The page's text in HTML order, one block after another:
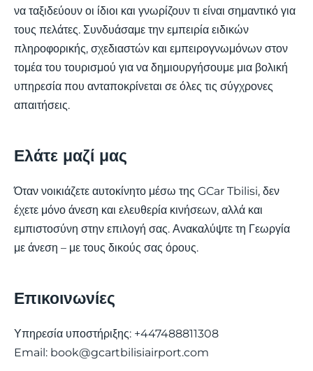
να ταξιδεύουν οι ίδιοι και γνωρίζουν τι είναι σημαντικό για
τους πελάτες. Συνδυάσαμε την εμπειρία ειδικών
πληροφορικής, σχεδιαστών και εμπειρογνωμόνων στον
τομέα του τουρισμού για να δημιουργήσουμε μια βολική
υπηρεσία που ανταποκρίνεται σε όλες τις σύγχρονες
απαιτήσεις.
Ελάτε μαζί μας
Όταν νοικιάζετε αυτοκίνητο μέσω της GCar Tbilisi, δεν
έχετε μόνο άνεση και ελευθερία κινήσεων, αλλά και
εμπιστοσύνη στην επιλογή σας. Ανακαλύψτε τη Γεωργία
με άνεση – με τους δικούς σας όρους.
Επικοινωνίες
Υπηρεσία υποστήριξης: +447488811308
Email: book@gcartbilisiairport.com